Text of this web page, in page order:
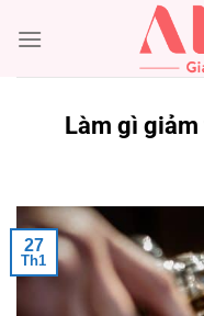
đến
Làm gì
27
Th1